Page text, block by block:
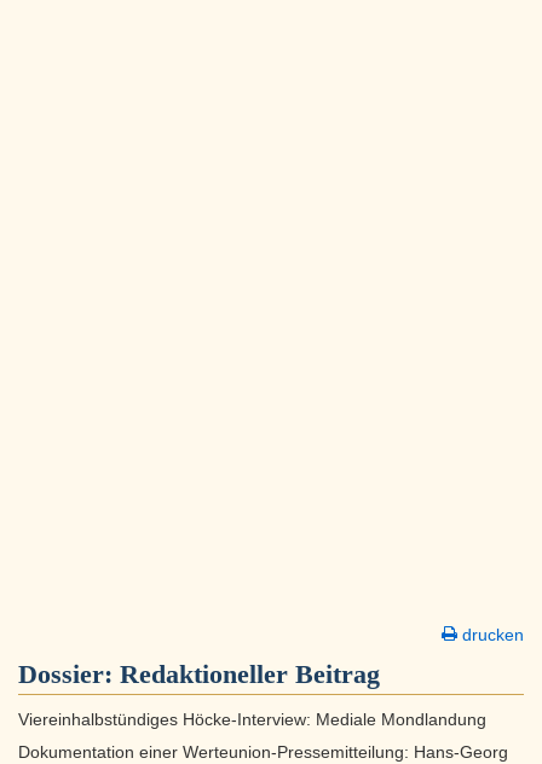
drucken
Dossier: Redaktioneller Beitrag
Viereinhalbstündiges Höcke-Interview: Mediale Mondlandung
Dokumentation einer Werteunion-Pressemitteilung: Hans-Georg